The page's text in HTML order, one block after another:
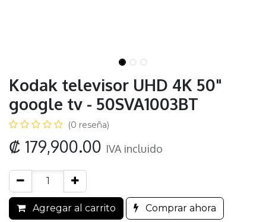
Kodak televisor UHD 4K 50"
google tv - 50SVA1003BT
(0 reseña)
₡ 179,900.00 IVA incluido
Agregar al carrito Comprar ahora